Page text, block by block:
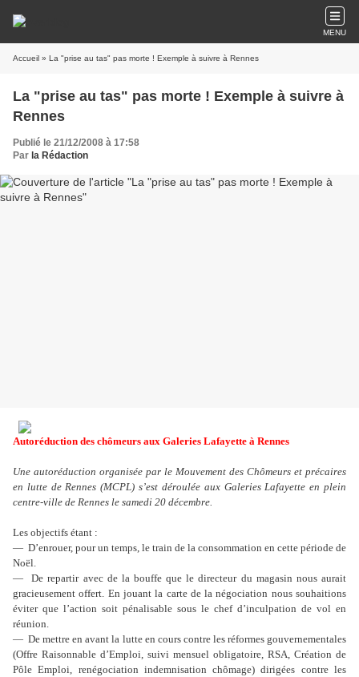
MENU
Accueil » La "prise au tas" pas morte ! Exemple à suivre à Rennes
La "prise au tas" pas morte ! Exemple à suivre à
Rennes
Publié le 21/12/2008 à 17:58
Par la Rédaction
Autoréduction des chômeurs aux Galeries Lafayette à Rennes
Une autoréduction organisée par le Mouvement des Chômeurs et précaires
en lutte de Rennes (MCPL) s’est déroulée aux Galeries Lafayette en plein
centre-ville de Rennes le samedi 20 décembre.
Les objectifs étant :
— D’enrouer, pour un temps, le train de la consommation en cette période de
Noël.
— De repartir avec de la bouffe que le directeur du magasin nous aurait
gracieusement offert. En jouant la carte de la négociation nous souhaitions
éviter que l’action soit pénalisable sous le chef d’inculpation de vol en
réunion.
— De mettre en avant la lutte en cours contre les réformes gouvernementales
(Offre Raisonnable d’Emploi, suivi mensuel obligatoire, RSA, Création de
Pôle Emploi, renégociation indemnisation chômage) dirigées contre les